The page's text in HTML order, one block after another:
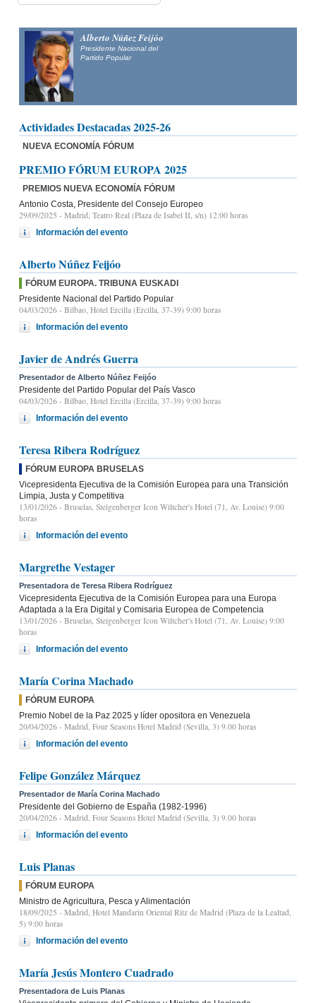
Alberto Núñez Feijóo
Presidente Nacional del
Partido Popular
Actividades Destacadas 2025-26
NUEVA ECONOMÍA FÓRUM
PREMIO FÓRUM EUROPA 2025
PREMIOS NUEVA ECONOMÍA FÓRUM
Antonio Costa, Presidente del Consejo Europeo
29/09/2025 - Madrid, Teatro Real (Plaza de Isabel II, s/n) 12:00 horas
Información del evento
Alberto Núñez Feijóo
FÓRUM EUROPA. TRIBUNA EUSKADI
Presidente Nacional del Partido Popular
04/03/2026 - Bilbao, Hotel Ercilla (Ercilla, 37-39) 9:00 horas
Información del evento
Javier de Andrés Guerra
Presentador de Alberto Núñez Feijóo
Presidente del Partido Popular del País Vasco
04/03/2026 - Bilbao, Hotel Ercilla (Ercilla, 37-39) 9:00 horas
Información del evento
Teresa Ribera Rodríguez
FÓRUM EUROPA BRUSELAS
Vicepresidenta Ejecutiva de la Comisión Europea para una Transición
Limpia, Justa y Competitiva
13/01/2026 - Bruselas, Steigenberger Icon Wiltcher's Hotel (71, Av. Louise) 9:00
horas
Información del evento
Margrethe Vestager
Presentadora de Teresa Ribera Rodríguez
Vicepresidenta Ejecutiva de la Comisión Europea para una Europa
Adaptada a la Era Digital y Comisaria Europea de Competencia
13/01/2026 - Bruselas, Steigenberger Icon Wiltcher's Hotel (71, Av. Louise) 9:00
horas
Información del evento
María Corina Machado
FÓRUM EUROPA
Premio Nobel de la Paz 2025 y líder opositora en Venezuela
20/04/2026 - Madrid, Four Seasons Hotel Madrid (Sevilla, 3) 9.00 horas
Información del evento
Felipe González Márquez
Presentador de María Corina Machado
Presidente del Gobierno de España (1982-1996)
20/04/2026 - Madrid, Four Seasons Hotel Madrid (Sevilla, 3) 9.00 horas
Información del evento
Luis Planas
FÓRUM EUROPA
Ministro de Agricultura, Pesca y Alimentación
18/09/2025 - Madrid, Hotel Mandarin Oriental Ritz de Madrid (Plaza de la Lealtad,
5) 9:00 horas
Información del evento
María Jesús Montero Cuadrado
Presentadora de Luis Planas